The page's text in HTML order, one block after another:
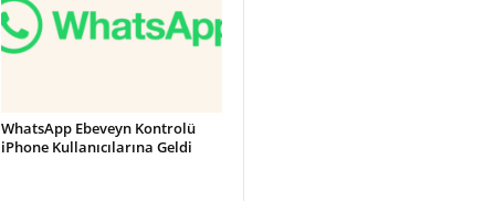
WhatsApp Ebeveyn Kontrolü
iPhone Kullanıcılarına Geldi